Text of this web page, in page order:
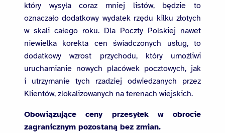
który wysyła coraz mniej listów, będzie to
oznaczało dodatkowy wydatek rzędu kilku złotych
w skali całego roku. Dla Poczty Polskiej nawet
niewielka korekta cen świadczonych usług, to
dodatkowy wzrost przychodu, który umożliwi
uruchamianie nowych placówek pocztowych, jak
i utrzymanie tych rzadziej odwiedzanych przez
Klientów, zlokalizowanych na terenach wiejskich.
Obowiązujące ceny przesyłek w obrocie
zagranicznym pozostaną bez zmian.